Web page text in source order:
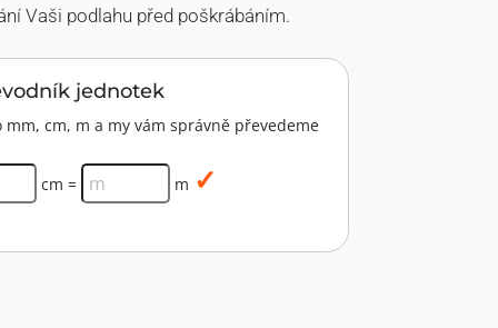
Vaši podlahu před poškrábáním.
jednotek
cm, m a my vám správně převedeme
cm = m